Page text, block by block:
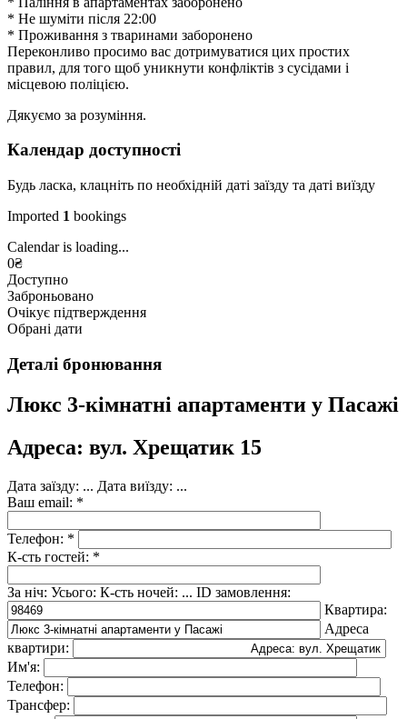
* Не шуміти після 22:00
* Проживання з тваринами заборонено
Переконливо просимо вас дотримуватися цих простих
правил, для того щоб уникнути конфліктів з сусідами і
місцевою поліцією.
Дякуємо за розуміння.
Календар доступності
Будь ласка, клацніть по необхідній даті заїзду та даті виїзду
Imported 1 bookings
Calendar is loading...
0₴
Доступно
Заброньовано
Очікує підтверждення
Обрані дати
Деталі бронювання
Люкс 3-кiмнатнi апартаменти у Пасажi
Адреса: вул. Хрещатик 15
Дата заїзду: ... Дата виїзду: ...
Ваш email: *
Телефон: *
К-сть гостей: *
За ніч: Усього: К-сть ночей: ... ID замовлення:
Квартира:
Адреса
квартири:
Им'я:
Телефон:
Трансфер: